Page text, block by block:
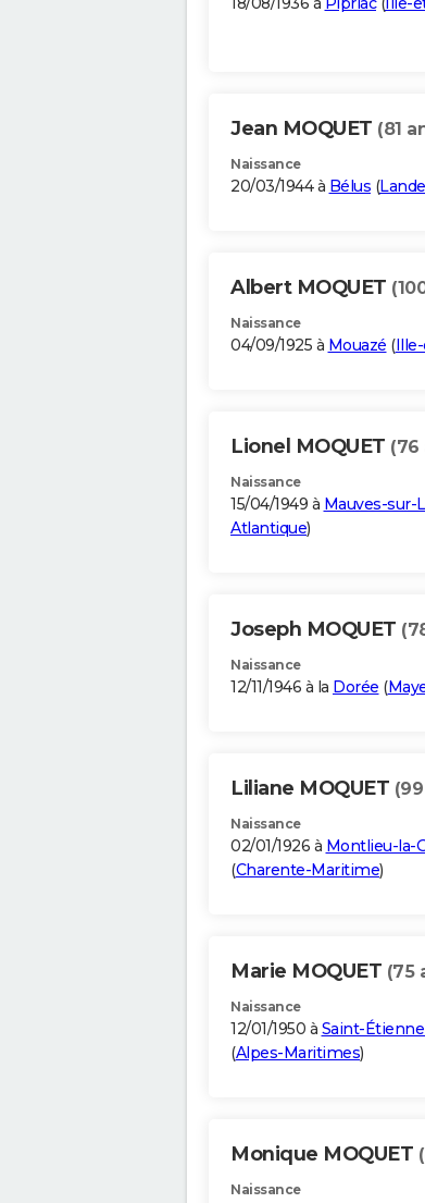
Jean MOQUET (81
Naissance
20/03/1944 à Bélus (
Albert MOQUET
Naissance
04/09/1925 à Mouazé (
Lionel MOQUET (76
Naissance
15/04/1949 à Mauves-sur-
Atlantique)
Joseph MOQUET
Naissance
12/11/1946 à la Dorée (
Liliane MOQUET
Naissance
02/01/1926 à Montlieu-la-
(Charente-Maritime)
Marie MOQUET (75
Naissance
12/01/1950 à Saint-
(Alpes-Maritimes)
Monique MOQUET
Naissance